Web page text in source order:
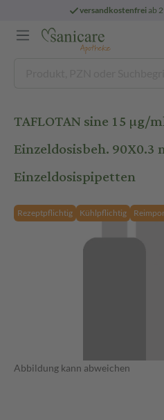
versandkostenfreiab
TAFLOTAN sine 15 µg/
Einzeldosisbeh. 90X0.3
Einzeldosispipetten
Rezeptpflichtig Kühlpflichtig
Abbildung kann abweichen